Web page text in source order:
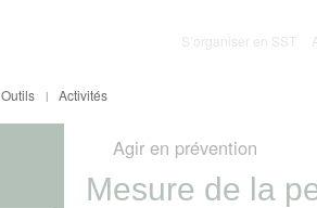
S’organiser en SST
Activités
Outils |
Agir en prévention
Mesure de la